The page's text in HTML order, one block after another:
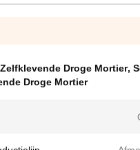
Droge Mortier,
Droge Mortier